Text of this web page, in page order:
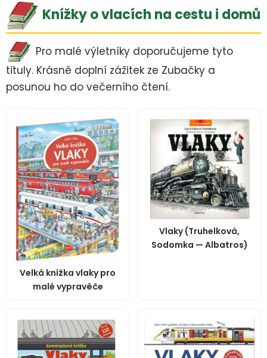
Knížky o vlacích na cestu i domů
Pro malé výletníky doporučujeme tyto
tituly. Krásně doplní zážitek ze Zubačky a
posunou ho do večerního čtení.
Velká knížka vlaky pro
malé vypravěče
Vlaky (Truhelková,
Sodomka — Albatros)